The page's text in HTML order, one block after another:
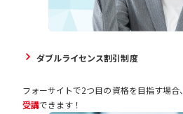
ダブルライセンス割引制度
フォーサイトで2つ目の資格を目指す場合、
受講できます！